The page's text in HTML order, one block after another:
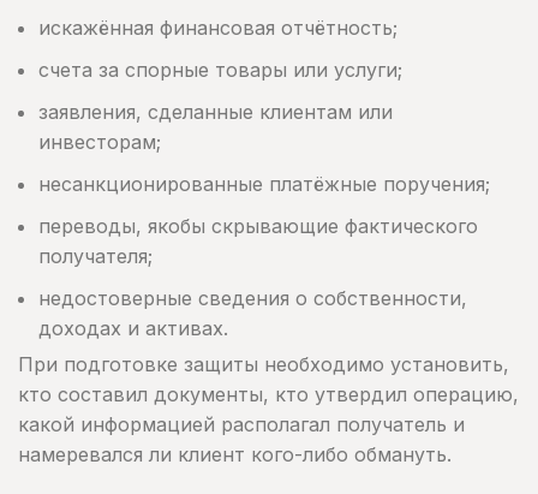
искажённая финансовая отчётность;
счета за спорные товары или услуги;
заявления, сделанные клиентам или
инвесторам;
несанкционированные платёжные поручения;
переводы, якобы скрывающие фактического
получателя;
недостоверные сведения о собственности,
доходах и активах.
При подготовке защиты необходимо установить,
кто составил документы, кто утвердил операцию,
какой информацией располагал получатель и
намеревался ли клиент кого-либо обмануть.